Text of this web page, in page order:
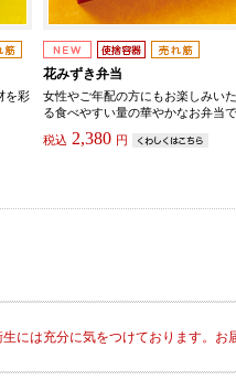
を彩
花みずき弁当
女性やご年配の方にもお楽しみい
る食べやすい量の華やかなお弁当で
税込 2,380 円
には充分に気をつけております。お